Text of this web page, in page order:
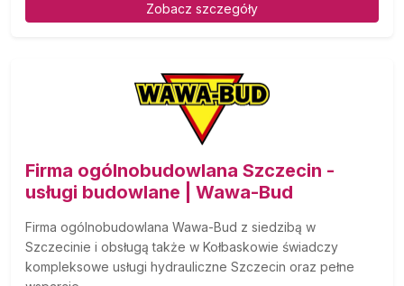
Zobacz szczegóły
Firma ogólnobudowlana Szczecin -
usługi budowlane | Wawa-Bud
Firma ogólnobudowlana Wawa-Bud z siedzibą w
Szczecinie i obsługą także w Kołbaskowie świadczy
kompleksowe usługi hydrauliczne Szczecin oraz pełne